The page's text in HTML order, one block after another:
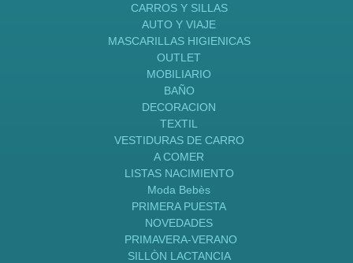
CARROS Y SILLAS
AUTO Y VIAJE
MASCARILLAS HIGIENICAS
OUTLET
MOBILIARIO
BAÑO
DECORACION
TEXTIL
VESTIDURAS DE CARRO
A COMER
LISTAS NACIMIENTO
Moda Bebès
PRIMERA PUESTA
NOVEDADES
PRIMAVERA-VERANO
SILLÒN LACTANCIA